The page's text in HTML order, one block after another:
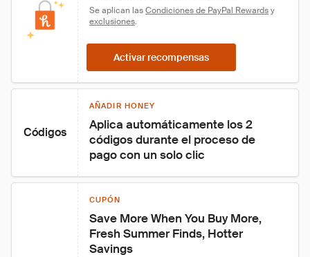
Se aplican las Condiciones de PayPal Rewards y
exclusiones.
Activar recompensas
Códigos
AÑADIR HONEY
Aplica automáticamente los 2
códigos durante el proceso de
pago con un solo clic
CUPÓN
Save More When You Buy More,
Fresh Summer Finds, Hotter
Savings